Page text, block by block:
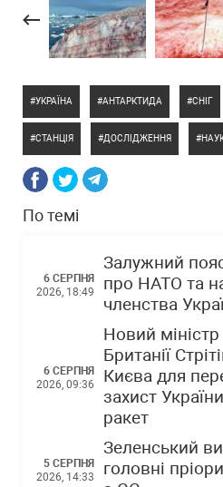
УКРАЇНА АНТАРКТИДА СНІГ
СТАНЦІЯ ДОСЛІДЖЕННЯ
По темі
6 СЕРПНЯ
2026, 18:49
Залужний
про НАТО та
членства
6 СЕРПНЯ
2026, 09:36
Новий
Британії
Києва для
захист
ракет
5 СЕРПНЯ
2026, 14:33
Зеленський
головні